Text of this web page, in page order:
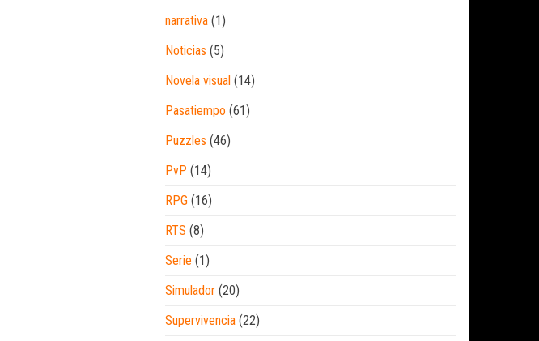
narrativa (1)
Noticias (5)
Novela visual (14)
Pasatiempo (61)
Puzzles (46)
PvP (14)
RPG (16)
RTS (8)
Serie (1)
Simulador (20)
Supervivencia (22)